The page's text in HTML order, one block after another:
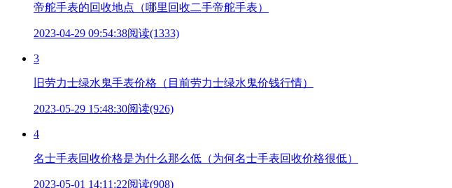
帝舵手表的回收地点（哪里回收二手帝舵手表）
2023-04-29 09:54:38阅读(1333)
3
旧劳力士绿水鬼手表价格（目前劳力士绿水鬼价钱行情）
2023-05-29 15:48:30阅读(926)
4
名士手表回收价格是为什么那么低（为何名士手表回收价格很低）
2023-05-01 14:11:22阅读(908)